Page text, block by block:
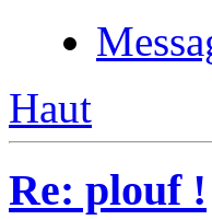
Haut
Re: plouf !